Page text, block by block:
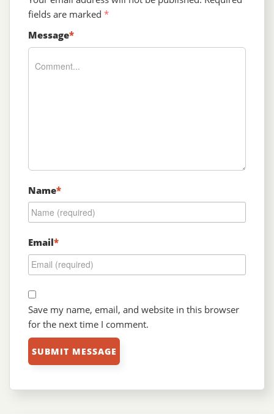
fields are marked *
Message*
Name*
Email*
Save my name, email, and website in this browser
for the next time I comment.